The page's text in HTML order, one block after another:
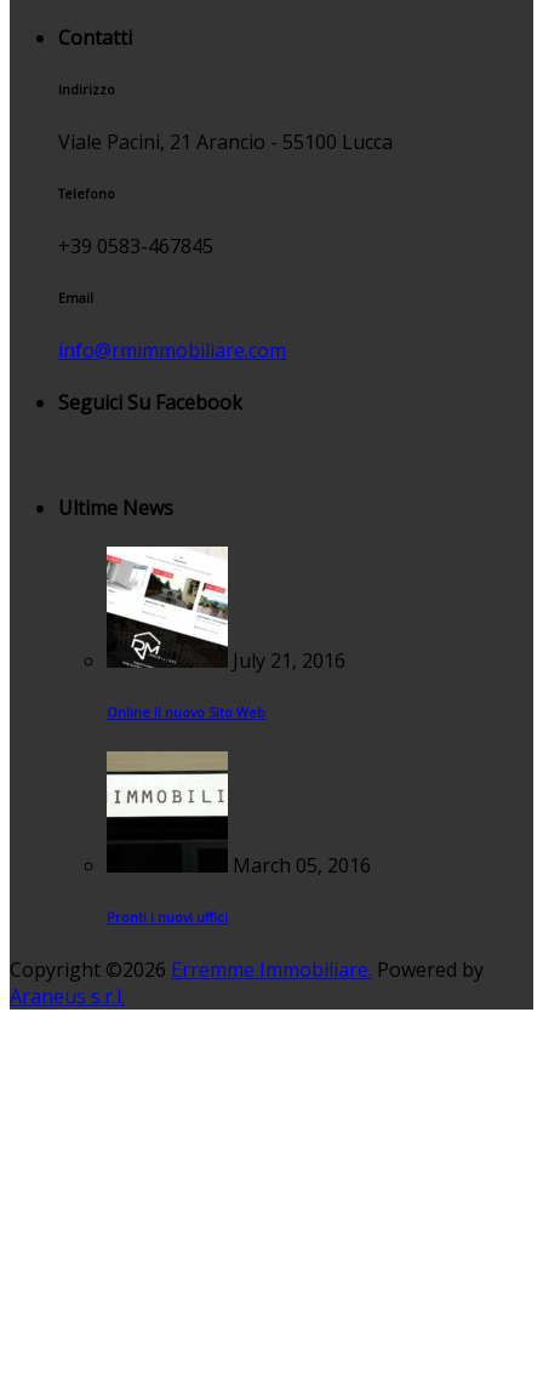
Contatti
Indirizzo
Viale Pacini, 21 Arancio - 55100 Lucca
Telefono
+39 0583-467845
Email
info@rmimmobiliare.com
Seguici Su Facebook
Ultime News
July 21, 2016
Online Il nuovo Sito Web
March 05, 2016
Pronti i nuovi uffici
Copyright ©2026 Erremme Immobiliare. Powered by
Araneus s.r.l.